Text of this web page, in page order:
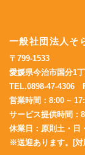
一般社団法人そ
〒799-1533
愛媛県今治市国分1
TEL.0898-47-4306
営業時間：8:00 ~
サービス提供時間
休業日：原則土・
※送迎あります。[